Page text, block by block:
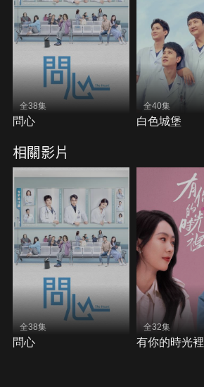
全38集
問心
全40集
白色城堡
相關影片
全38集
問心
全32集
有你的時光裡